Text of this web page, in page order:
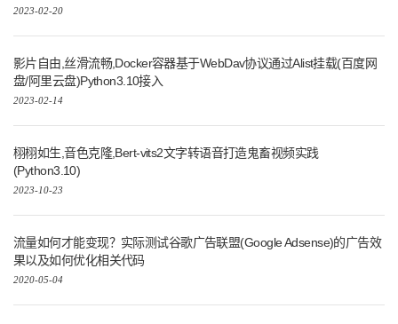
2023-02-20
影片自由,丝滑流畅,Docker容器基于WebDav协议通过Alist挂载(百度网
盘/阿里云盘)Python3.10接入
2023-02-14
栩栩如生,音色克隆,Bert-vits2文字转语音打造鬼畜视频实践
(Python3.10)
2023-10-23
流量如何才能变现？实际测试谷歌广告联盟(Google Adsense)的广告效
果以及如何优化相关代码
2020-05-04